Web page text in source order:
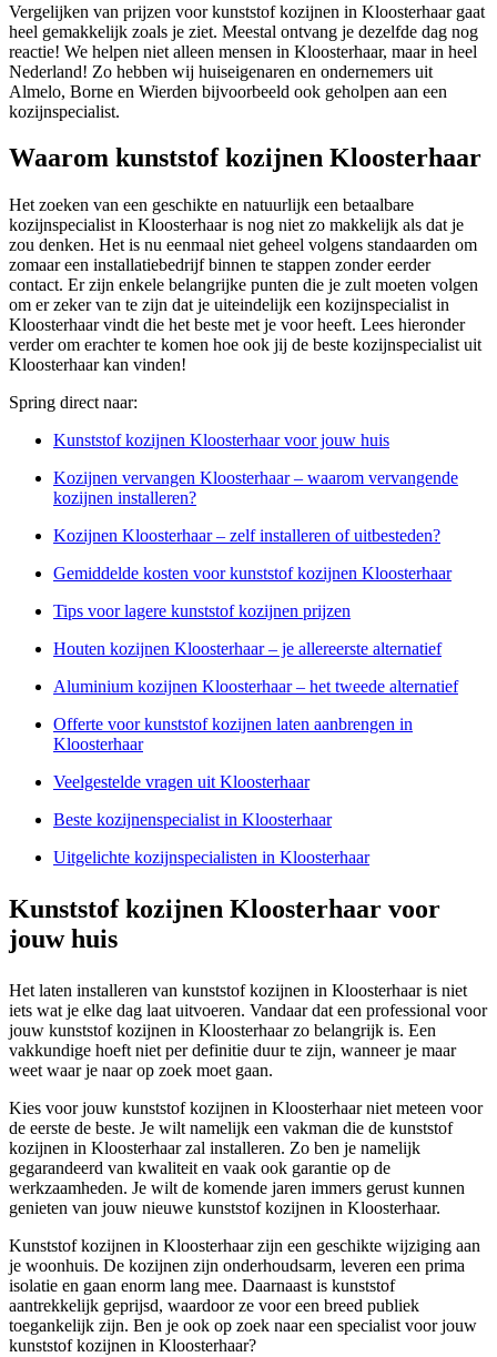
Vergelijken van prijzen voor kunststof kozijnen in Kloosterhaar gaat
heel gemakkelijk zoals je ziet. Meestal ontvang je dezelfde dag nog
reactie! We helpen niet alleen mensen in Kloosterhaar, maar in heel
Nederland! Zo hebben wij huiseigenaren en ondernemers uit
Almelo, Borne en Wierden bijvoorbeeld ook geholpen aan een
kozijnspecialist.
Waarom kunststof kozijnen Kloosterhaar
Het zoeken van een geschikte en natuurlijk een betaalbare
kozijnspecialist in Kloosterhaar is nog niet zo makkelijk als dat je
zou denken. Het is nu eenmaal niet geheel volgens standaarden om
zomaar een installatiebedrijf binnen te stappen zonder eerder
contact. Er zijn enkele belangrijke punten die je zult moeten volgen
om er zeker van te zijn dat je uiteindelijk een kozijnspecialist in
Kloosterhaar vindt die het beste met je voor heeft. Lees hieronder
verder om erachter te komen hoe ook jij de beste kozijnspecialist uit
Kloosterhaar kan vinden!
Spring direct naar:
Kunststof kozijnen Kloosterhaar voor jouw huis
Kozijnen vervangen Kloosterhaar – waarom vervangende
kozijnen installeren?
Kozijnen Kloosterhaar – zelf installeren of uitbesteden?
Gemiddelde kosten voor kunststof kozijnen Kloosterhaar
Tips voor lagere kunststof kozijnen prijzen
Houten kozijnen Kloosterhaar – je allereerste alternatief
Aluminium kozijnen Kloosterhaar – het tweede alternatief
Offerte voor kunststof kozijnen laten aanbrengen in
Kloosterhaar
Veelgestelde vragen uit Kloosterhaar
Beste kozijnenspecialist in Kloosterhaar
Uitgelichte kozijnspecialisten in Kloosterhaar
Kunststof kozijnen Kloosterhaar voor
jouw huis
Het laten installeren van kunststof kozijnen in Kloosterhaar is niet
iets wat je elke dag laat uitvoeren. Vandaar dat een professional voor
jouw kunststof kozijnen in Kloosterhaar zo belangrijk is. Een
vakkundige hoeft niet per definitie duur te zijn, wanneer je maar
weet waar je naar op zoek moet gaan.
Kies voor jouw kunststof kozijnen in Kloosterhaar niet meteen voor
de eerste de beste. Je wilt namelijk een vakman die de kunststof
kozijnen in Kloosterhaar zal installeren. Zo ben je namelijk
gegarandeerd van kwaliteit en vaak ook garantie op de
werkzaamheden. Je wilt de komende jaren immers gerust kunnen
genieten van jouw nieuwe kunststof kozijnen in Kloosterhaar.
Kunststof kozijnen in Kloosterhaar zijn een geschikte wijziging aan
je woonhuis. De kozijnen zijn onderhoudsarm, leveren een prima
isolatie en gaan enorm lang mee. Daarnaast is kunststof
aantrekkelijk geprijsd, waardoor ze voor een breed publiek
toegankelijk zijn. Ben je ook op zoek naar een specialist voor jouw
kunststof kozijnen in Kloosterhaar?